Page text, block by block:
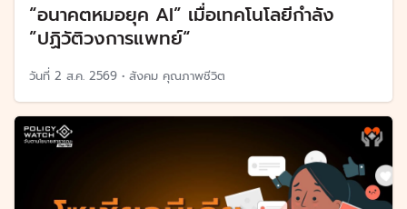
“อนาคตหมอยุค AI” เมื่อเทคโนโลยีกำลัง
”ปฏิวัติวงการแพทย์“
วันที่ 2 ส.ค. 2569 • สังคม คุณภาพชีวิต